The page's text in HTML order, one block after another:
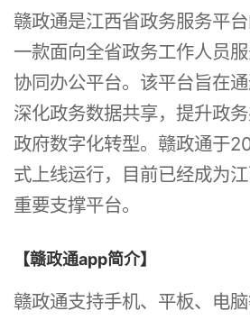
赣政通是江西省政务服务平
一款面向全省政务工作人员
协同办公平台。该平台旨在通
深化政务数据共享，提升政
政府数字化转型。赣政通于
式上线运行，目前已经成为
重要支撑平台。
【赣政通app简介】
赣政通支持手机、平板、电